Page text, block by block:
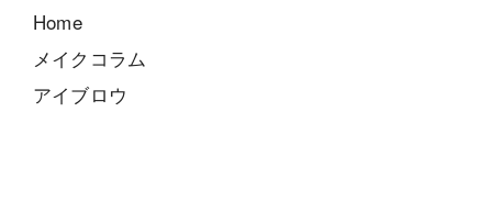
Home
メイクコラム
アイブロウ